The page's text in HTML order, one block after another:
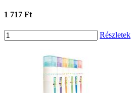
1 717 Ft
Részletek